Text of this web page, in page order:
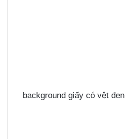
background giấy có vệt đen